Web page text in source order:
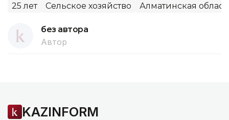
25 лет Сельское хозяйство Алматинская
без автора
Автор
KAZINFORM